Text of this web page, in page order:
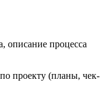
описание процесса
проекту (планы, чек-